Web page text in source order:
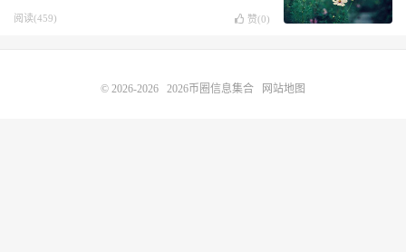
阅读(459) 赞(0)
© 2026-2026 2026币圈信息集合 网站地图